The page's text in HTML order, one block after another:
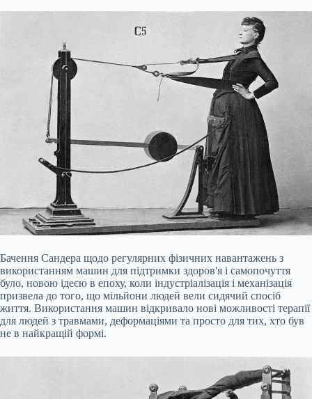
Бачення Сандера щодо регулярних фізичних навантажень з
використанням машин для підтримки здоров'я і самопочуття
було, новою ідеєю в епоху, коли індустріалізація і механізація
призвела до того, що мільйони людей вели сидячий спосіб
життя. Використання машин відкривало нові можливості терапії
для людей з травмами, деформаціями та просто для тих, хто був
не в найкращій формі.